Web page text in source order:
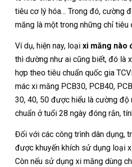
tiêu cơ lý hóa… Trong đó, cường
măng là một trong những chỉ tiêu
Ví dụ, hiện nay, loại xi măng nào
thì dường như ai cũng biết, đó là
hợp theo tiêu chuẩn quốc gia
mác xi măng PCB30, PCB40,
30, 40, 50 được hiểu là cường độ
chuẩn ở tuổi 28 ngày đóng rắn,
Đối với các công trình dân dụng,
được khuyến khích sử dụng loại
Còn nếu sử dụng xi măng dùng